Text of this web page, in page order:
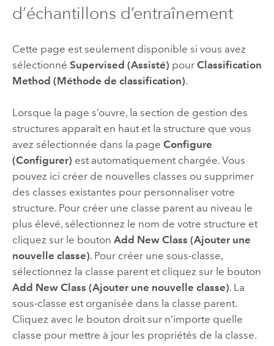
d’échantillons d’entraînement
Cette page est seulement disponible si vous avez
sélectionné Supervised (Assisté) pour Classification
Method (Méthode de classification).
Lorsque la page s’ouvre, la section de gestion des
structures apparaît en haut et la structure que vous
avez sélectionnée dans la page Configure
(Configurer) est automatiquement chargée. Vous
pouvez ici créer de nouvelles classes ou supprimer
des classes existantes pour personnaliser votre
structure. Pour créer une classe parent au niveau le
plus élevé, sélectionnez le nom de votre structure et
cliquez sur le bouton Add New Class (Ajouter une
nouvelle classe). Pour créer une sous-classe,
sélectionnez la classe parent et cliquez sur le bouton
Add New Class (Ajouter une nouvelle classe). La
sous-classe est organisée dans la classe parent.
Cliquez avec le bouton droit sur n’importe quelle
classe pour mettre à jour les propriétés de la classe.